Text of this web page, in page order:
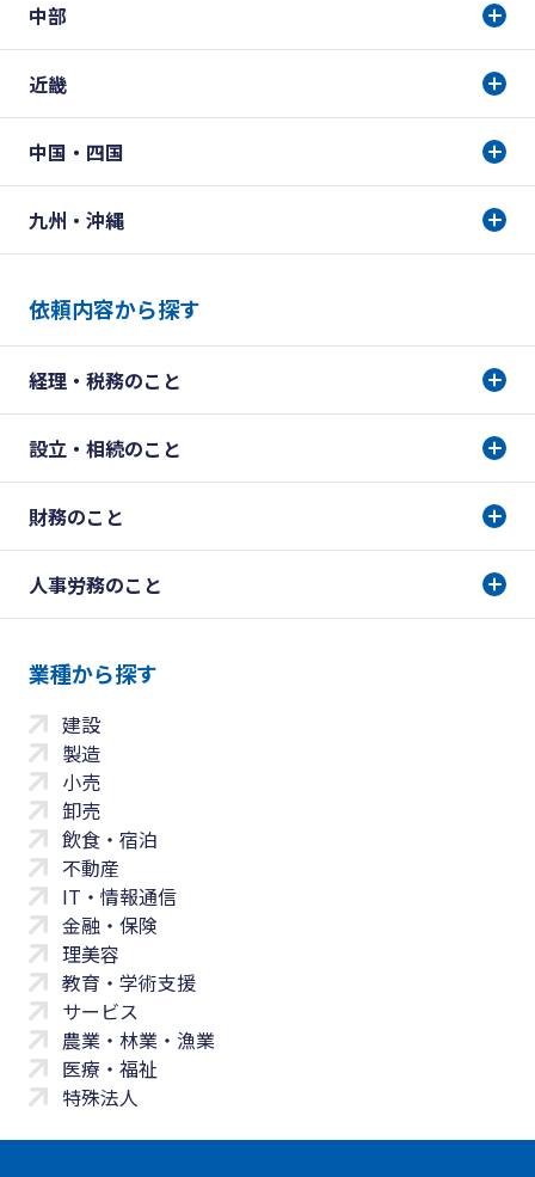
中部
近畿
中国・四国
九州・沖縄
依頼内容から探す
経理・税務のこと
設立・相続のこと
財務のこと
人事労務のこと
業種から探す
建設
製造
小売
卸売
飲食・宿泊
不動産
IT・情報通信
金融・保険
理美容
教育・学術支援
サービス
農業・林業・漁業
医療・福祉
特殊法人